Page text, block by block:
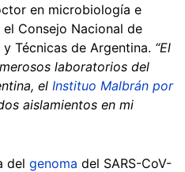
en microbiología e
Consejo Nacional de
Técnicas de Argentina. “El
laboratorios del
el Instituo Malbrán por
aislamientos en mi
del genoma del SARS-CoV-